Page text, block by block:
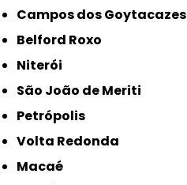
Campos dos Goytacazes
Belford Roxo
Niterói
São João de Meriti
Petrópolis
Volta Redonda
Macaé